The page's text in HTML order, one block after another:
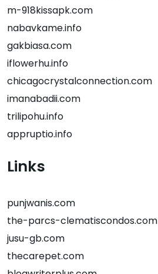
m-918kissapk.com
nabavkame.info
gakbiasa.com
iflowerhu.info
chicagocrystalconnection.com
imanabadii.com
trilipohu.info
appruptio.info
Links
punjwanis.com
the-parcs-clematiscondos.com
jusu-gb.com
thecarepet.com